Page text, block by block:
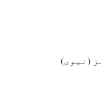
(نیوی)